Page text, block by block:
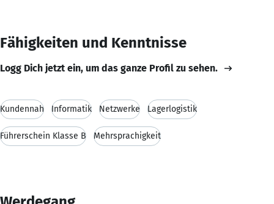
Fähigkeiten und Kenntnisse
Logg Dich jetzt ein, um das ganze Profil zu sehen.
Kundennah Informatik Netzwerke Lagerlogistik
Führerschein Klasse B Mehrsprachigkeit